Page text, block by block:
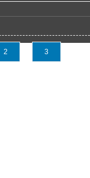
2 3